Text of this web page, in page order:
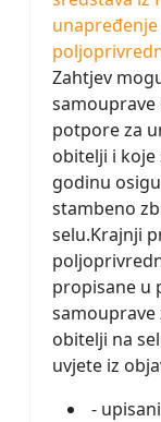
Zahtjev
potpore za
obitelji i koje
godinu
stambeno
selu.Krajnji
propisane u
samouprave
obitelji na
uvjete iz
-